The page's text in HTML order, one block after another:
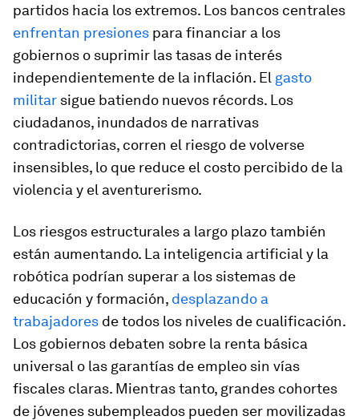
partidos hacia los extremos. Los bancos centrales
enfrentan presiones para financiar a los
gobiernos o suprimir las tasas de interés
independientemente de la inflación. El gasto
militar sigue batiendo nuevos récords. Los
ciudadanos, inundados de narrativas
contradictorias, corren el riesgo de volverse
insensibles, lo que reduce el costo percibido de la
violencia y el aventurerismo.
Los riesgos estructurales a largo plazo también
están aumentando. La inteligencia artificial y la
robótica podrían superar a los sistemas de
educación y formación, desplazando a
trabajadores de todos los niveles de cualificación.
Los gobiernos debaten sobre la renta básica
universal o las garantías de empleo sin vías
fiscales claras. Mientras tanto, grandes cohortes
de jóvenes subempleados pueden ser movilizadas